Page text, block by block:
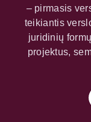
– pirmasis
teikiantis
juridinių
projektus,